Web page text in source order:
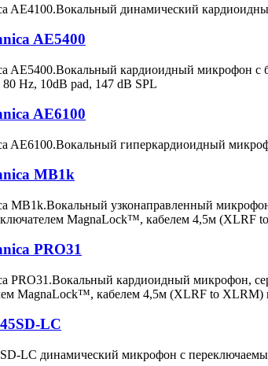
AE4100.Вокальный динамический
AE5400
AE5400.Вокальный кардиоидный микрофон
Hz, 10dB pad, 147 dB SPL
AE6100
AE6100.Вокальный гиперкардиоидный
MB1k
MB1k.Вокальный узконаправленный
MagnaLock™, кабелем 4,5м (XLRF
PRO31
PRO31.Вокальный кардиоидный микрофон,
MagnaLock™, кабелем 4,5м (XLRF to XLRM)
LC
LC динамический микрофон с